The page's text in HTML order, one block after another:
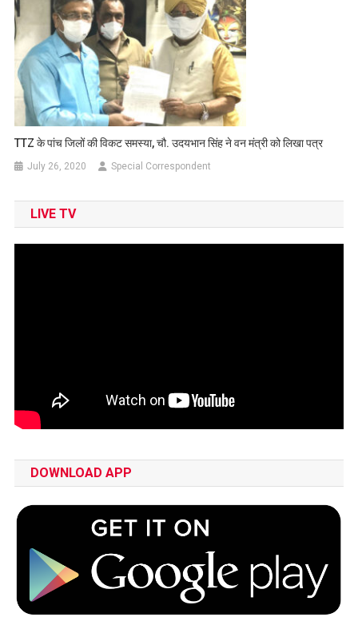
TTZ के पांच जिलों की विकट समस्या, चौ. उदयभान सिंह ने वन मंत्री को लिखा पत्र
July 26, 2020 Special Correspondent
LIVE TV
DOWNLOAD APP